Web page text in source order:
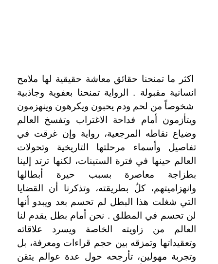
اكثر ما تمنحنا حقائق معاشة حقيقية لها ملامح
انسانية مقبولة . الرواية تمنحنا بعفوية وجاذبية
شخوصاً من لحم ودم يحبون ويكرهون وينهزمون
ويتأزمون أمام فداحة الاغتراب وتفسخ العالم
وضياع نقاطه المرجعية، رواية وإن غرقت في
تفاصيل وأسماء مرحلتها التاريخية وتحولات
العالم حينها في فترة الستينات، لكنها ترتد إلينا
بطزاجة معاصرة بسبب حيرة أبطالها
وانهزاميتهم، كلُ بطريقته، وتذكرنا أن القضايا
التي شغلت هذا البطل لم تحسم بعد ويبدو أنها
لن تحسم في المطلق . نحن أمام بطل يقدم لنا
العالم من زاويته الخاصة ويسرد علاقاته
وتعقيداتها وتمزقه بين حجم قراءات ومعرفة، بل
وتجربة مهولين، تأرجحه حول عدة عوالم يتقن